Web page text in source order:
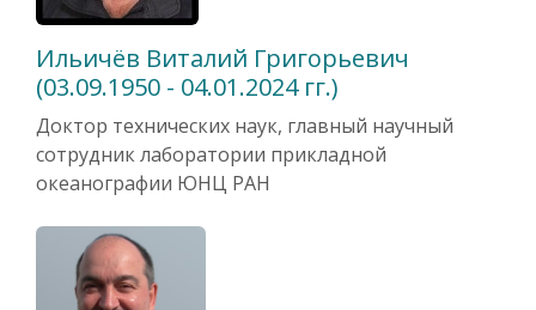
Ильичёв Виталий Григорьевич
(03.09.1950 - 04.01.2024 гг.)
Доктор технических наук, главный научный
сотрудник лаборатории прикладной
океанографии ЮНЦ РАН